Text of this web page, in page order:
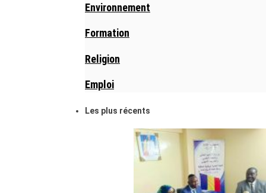
Environnement
Formation
Religion
Emploi
Les plus récents